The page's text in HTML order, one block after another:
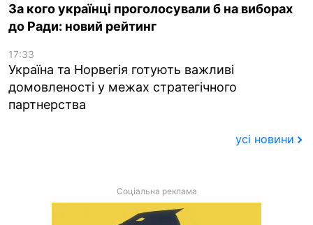
За кого українці проголосували б на виборах
до Ради: новий рейтинг
17:33
Україна та Норвегія готують важливі
домовленості у межах стратегічного
партнерства
усі новини
Соціальна реклама